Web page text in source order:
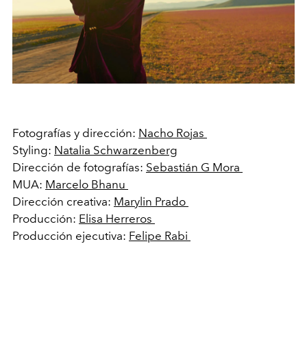
Fotografías y dirección: Nacho Rojas
Styling: Natalia Schwarzenberg
Dirección de fotografías: Sebastián G Mora
MUA: Marcelo Bhanu
Dirección creativa: Marylin Prado
Producción: Elisa Herreros
Producción ejecutiva: Felipe Rabi